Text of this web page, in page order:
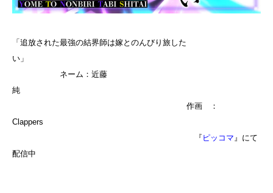
「追放された最強の結界師は嫁とのんびり旅した
い」
ネーム：近藤
純
作画 ：
Clappers
『 ピッコマ』にて
配信中